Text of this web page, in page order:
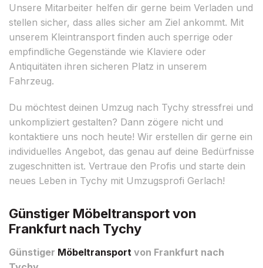
Unsere Mitarbeiter helfen dir gerne beim Verladen und
stellen sicher, dass alles sicher am Ziel ankommt. Mit
unserem Kleintransport finden auch sperrige oder
empfindliche Gegenstände wie Klaviere oder
Antiquitäten ihren sicheren Platz in unserem
Fahrzeug.
Du möchtest deinen Umzug nach Tychy stressfrei und
unkompliziert gestalten? Dann zögere nicht und
kontaktiere uns noch heute! Wir erstellen dir gerne ein
individuelles Angebot, das genau auf deine Bedürfnisse
zugeschnitten ist. Vertraue den Profis und starte dein
neues Leben in Tychy mit Umzugsprofi Gerlach!
Günstiger Möbeltransport von
Frankfurt nach Tychy
Günstiger Möbeltransport von Frankfurt nach